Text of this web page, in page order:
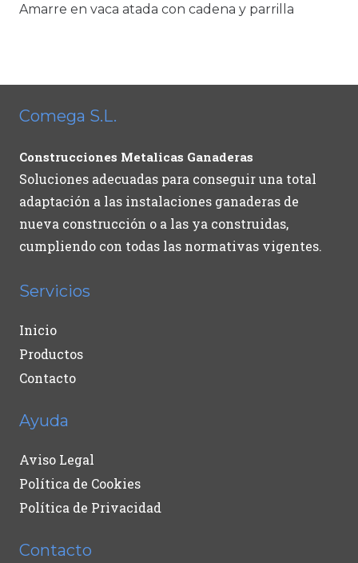
Amarre en vaca atada con cadena y parrilla
Comega S.L.
Construcciones Metalicas Ganaderas
Soluciones adecuadas para conseguir una total
adaptación a las instalaciones ganaderas de
nueva construcción o a las ya construidas,
cumpliendo con todas las normativas vigentes.
Servicios
Inicio
Productos
Contacto
Ayuda
Aviso Legal
Política de Cookies
Política de Privacidad
Contacto